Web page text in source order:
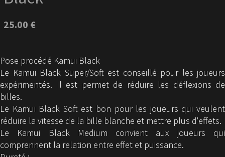
25.00 €
Pose procédé Kamui Black
Le Kamui Black Super/Soft est conseillé pour les joueurs
expérimentés. Il est permet de réduire les déflexions de
billes.
Le Kamui Black Soft est bon pour les joueurs qui veulent
réduire la vitesse de la bille blanche et mettre plus d'effets.
Le Kamui Black Medium convient aux joueurs qui
comprennent la relation entre effet et puissance.